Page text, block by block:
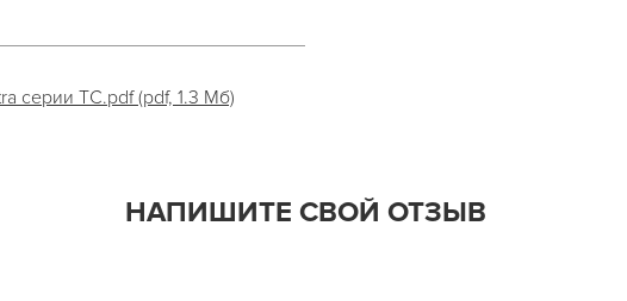
серии TС.pdf (pdf, 1.3 Мб)
НАПИШИТЕ СВОЙ ОТЗЫВ